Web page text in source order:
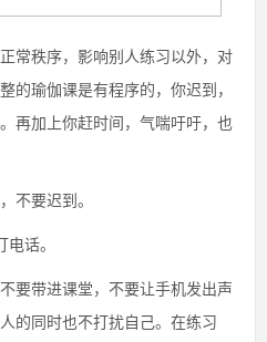
常秩序，影响别人练习以外，对
的瑜伽课是有程序的，你迟到，
再加上你赶时间，气喘吁吁，也
不要迟到。
话。
要带进课堂，不要让手机发出声
的同时也不打扰自己。在练习